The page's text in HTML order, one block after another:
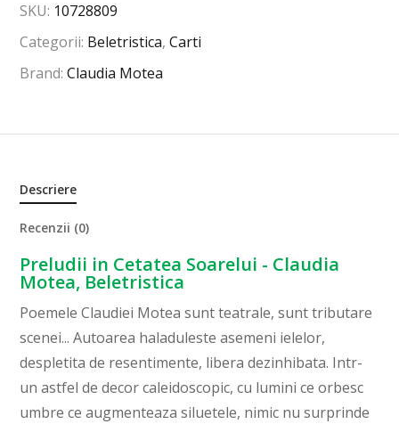
SKU: 10728809
Categorii: Beletristica,Carti
Brand:Claudia Motea
Descriere
Recenzii (0)
Preludii in Cetatea Soarelui - Claudia
Motea, Beletristica
Poemele Claudiei Motea sunt teatrale, sunt tributare
scenei... Autoarea haladuleste asemeni ielelor,
despletita de resentimente, libera dezinhibata. Intr-
un astfel de decor caleidoscopic, cu lumini ce orbesc
umbre ce augmenteaza siluetele, nimic nu surprinde